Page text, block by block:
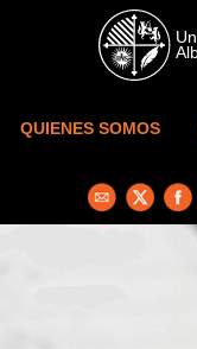
Skip to main content
QUIENES SOMOS